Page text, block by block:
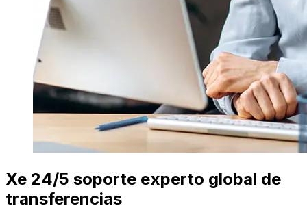
Xe 24/5 soporte experto global de
transferencias